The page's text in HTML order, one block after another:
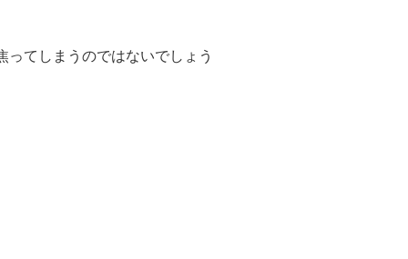
てしまうのではないでしょう